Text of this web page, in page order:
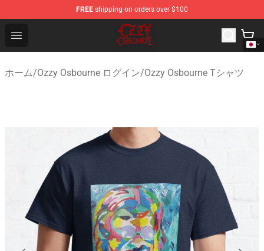
FREE shipping on orders over $100
Open menu
Ozzy Osbourne Store - Official Ozzy Osbourne
ホーム/Ozzy Osbourne ログイン/Ozzy Osbourne Tシャツ